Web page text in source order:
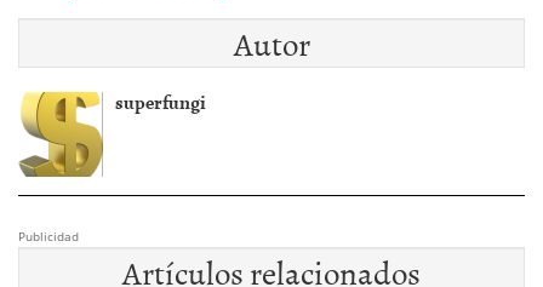
Autor
superfungi
Publicidad
Artículos relacionados